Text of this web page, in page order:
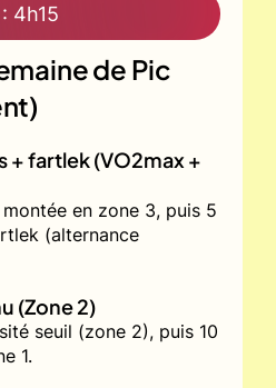
4h15
de Pic
+ fartlek (VO2max +
en zone 3, puis 5
(alternance
(Zone 2)
seuil (zone 2), puis 10
1.